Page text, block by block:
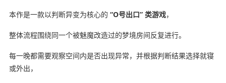
本作是一款以判断异变为核心的 “O号出口” 类游戏，
整体流程围绕同一个被魅魔改造过的梦境房间反复进行。
每一晚都需要观察空间内是否出现异常，并根据判断结果选择就寝
或外出，